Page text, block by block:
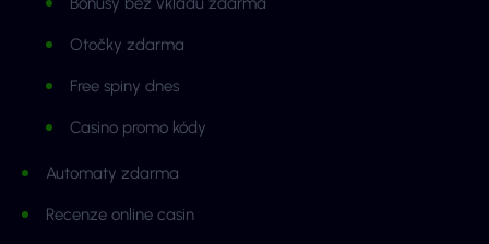
Otočky zdarma
Free spiny dnes
Casino promo kódy
Automaty zdarma
Recenze online casin